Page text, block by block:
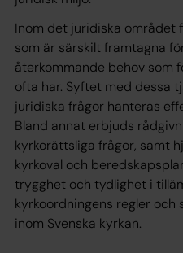
Inom det juridiska området
som är särskilt framtagna
återkommande behov som
ofta har. Syftet med dessa
juridiska frågor hanteras
Bland annat erbjuds
kyrkorättsliga frågor, samt
kyrkoval och
trygghet och tydlighet i
kyrkoordningens regler
inom Svenska kyrkan.